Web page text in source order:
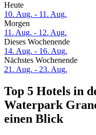
Heute
10. Aug. - 11. Aug.
Morgen
11. Aug. - 12. Aug.
Dieses Wochenende
14. Aug. - 16. Aug.
Nächstes Wochenende
21. Aug. - 23. Aug.
Top 5 Hotels in
Waterpark
einen Blick